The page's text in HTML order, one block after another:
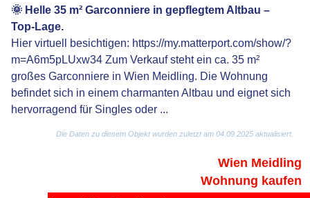
🌞 Helle 35 m² Garconniere in gepflegtem Altbau –
Top-Lage.
Hier virtuell besichtigen: https://my.matterport.com/show/?
m=A6m5pLUxw34 Zum Verkauf steht ein ca. 35 m²
großes Garconniere in Wien Meidling. Die Wohnung
befindet sich in einem charmanten Altbau und eignet sich
hervorragend für Singles oder ...
Die Daten zu diesem Objekt wurden zuletzt am 04.09.2025 aktualisiert.
Wien Meidling
Wohnung kaufen